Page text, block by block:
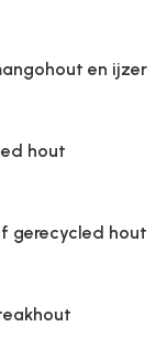
en ijzer
hout
gerecycled hout